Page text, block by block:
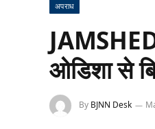
अपराध
ओडिशा से
By BJNN Desk